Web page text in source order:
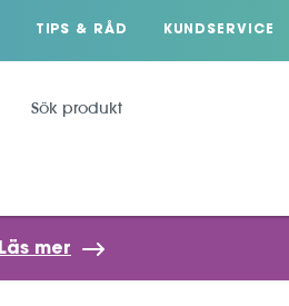
TIPS & RÅD KUNDSERVICE
Läs mer